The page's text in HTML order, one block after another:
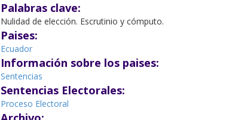
Palabras clave:
Nulidad de elección. Escrutinio y cómputo.
Paises:
Ecuador
Información sobre los paises:
Sentencias
Sentencias Electorales:
Proceso Electoral